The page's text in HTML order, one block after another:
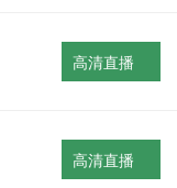
高清直播
高清直播